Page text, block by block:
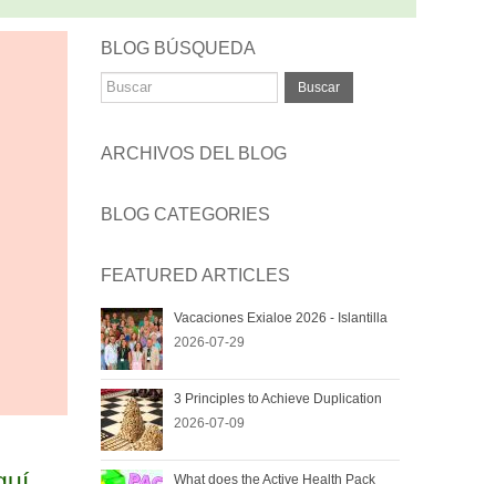
BLOG BÚSQUEDA
Buscar
ARCHIVOS DEL BLOG
BLOG CATEGORIES
FEATURED ARTICLES
Vacaciones Exialoe 2026 - Islantilla
2026-07-29
3 Principles to Achieve Duplication
2026-07-09
What does the Active Health Pack